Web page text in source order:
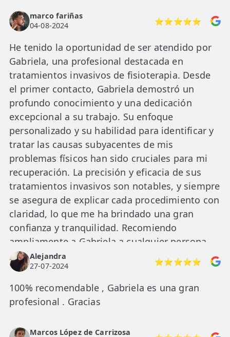
marco fariñas
04-08-2024
⭐⭐⭐⭐⭐
He tenido la oportunidad de ser atendido por
Gabriela, una profesional destacada en
tratamientos invasivos de fisioterapia. Desde
el primer contacto, Gabriela demostró un
profundo conocimiento y una dedicación
excepcional a su trabajo. Su enfoque
personalizado y su habilidad para identificar y
tratar las causas subyacentes de mis
problemas físicos han sido cruciales para mi
recuperación. La precisión y eficacia de sus
tratamientos invasivos son notables, y siempre
se asegura de explicar cada procedimiento con
claridad, lo que me ha brindado una gran
confianza y tranquilidad. Recomiendo
ampliamente a Gabriela a cualquier persona
que busque un fisioterapeuta comprometido y
altamente capacitado.
Alejandra
27-07-2024
⭐⭐⭐⭐⭐
100% recomendable , Gabriela es una gran
profesional . Gracias
Marcos López de Carrizosa